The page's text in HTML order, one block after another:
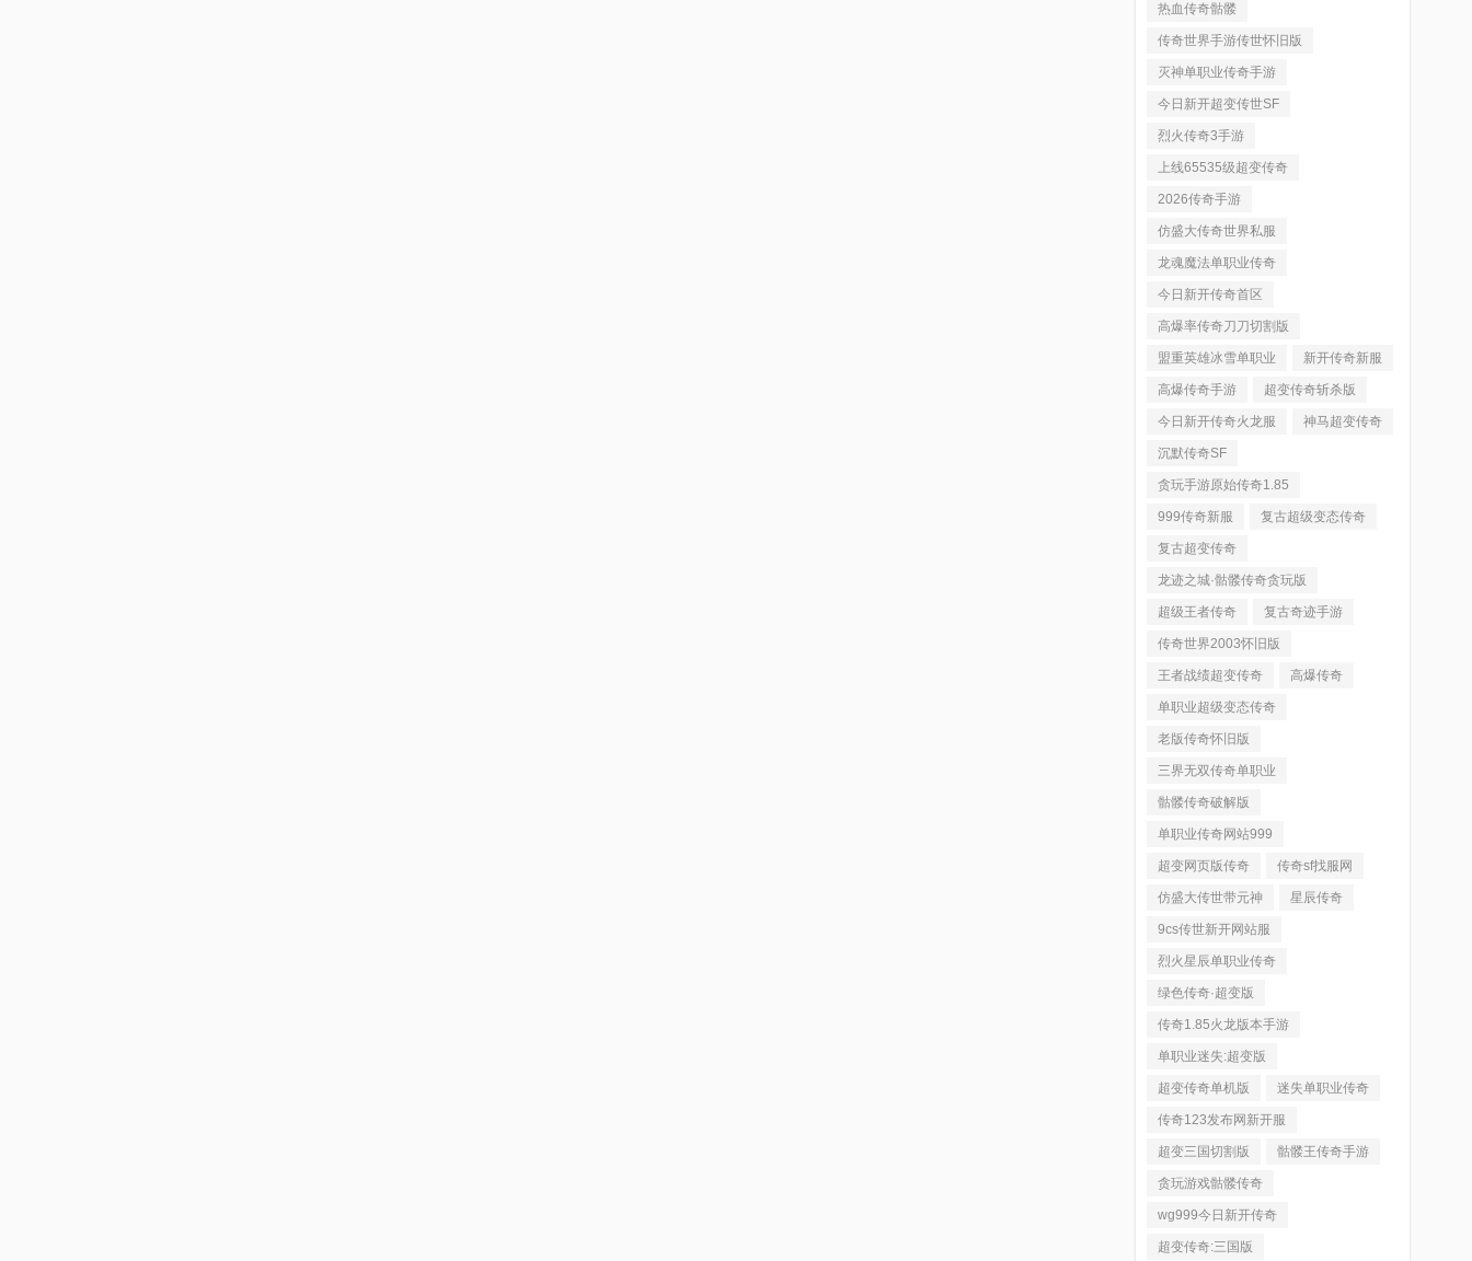
热血传奇骷髅
传奇世界手游传世怀旧版
灭神单职业传奇手游
今日新开超变传世SF
烈火传奇3手游
上线65535级超变传奇
2026传奇手游
仿盛大传奇世界私服
龙魂魔法单职业传奇
今日新开传奇首区
高爆率传奇刀刀切割版
盟重英雄冰雪单职业 新开传奇新服
高爆传奇手游 超变传奇斩杀版
今日新开传奇火龙服 神马超变传奇
沉默传奇SF
贪玩手游原始传奇1.85
999传奇新服 复古超级变态传奇
复古超变传奇
龙迹之城·骷髅传奇贪玩版
超级王者传奇 复古奇迹手游
传奇世界2003怀旧版
王者战绩超变传奇 高爆传奇
单职业超级变态传奇
老版传奇怀旧版
三界无双传奇单职业
骷髅传奇破解版
单职业传奇网站999
超变网页版传奇 传奇sf找服网
仿盛大传世带元神 星辰传奇
9cs传世新开网站服
烈火星辰单职业传奇
绿色传奇·超变版
传奇1.85火龙版本手游
单职业迷失:超变版
超变传奇单机版 迷失单职业传奇
传奇123发布网新开服
超变三国切割版 骷髅王传奇手游
贪玩游戏骷髅传奇
wg999今日新开传奇
超变传奇:三国版